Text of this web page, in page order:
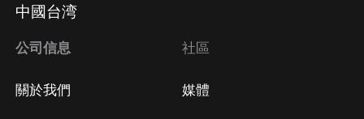
中國台湾
公司信息
關於我們
社區
媒體